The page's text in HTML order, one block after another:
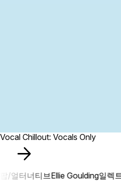
Vocal Chillout: Vocals Only
/얼터너티브Ellie Goulding일렉트